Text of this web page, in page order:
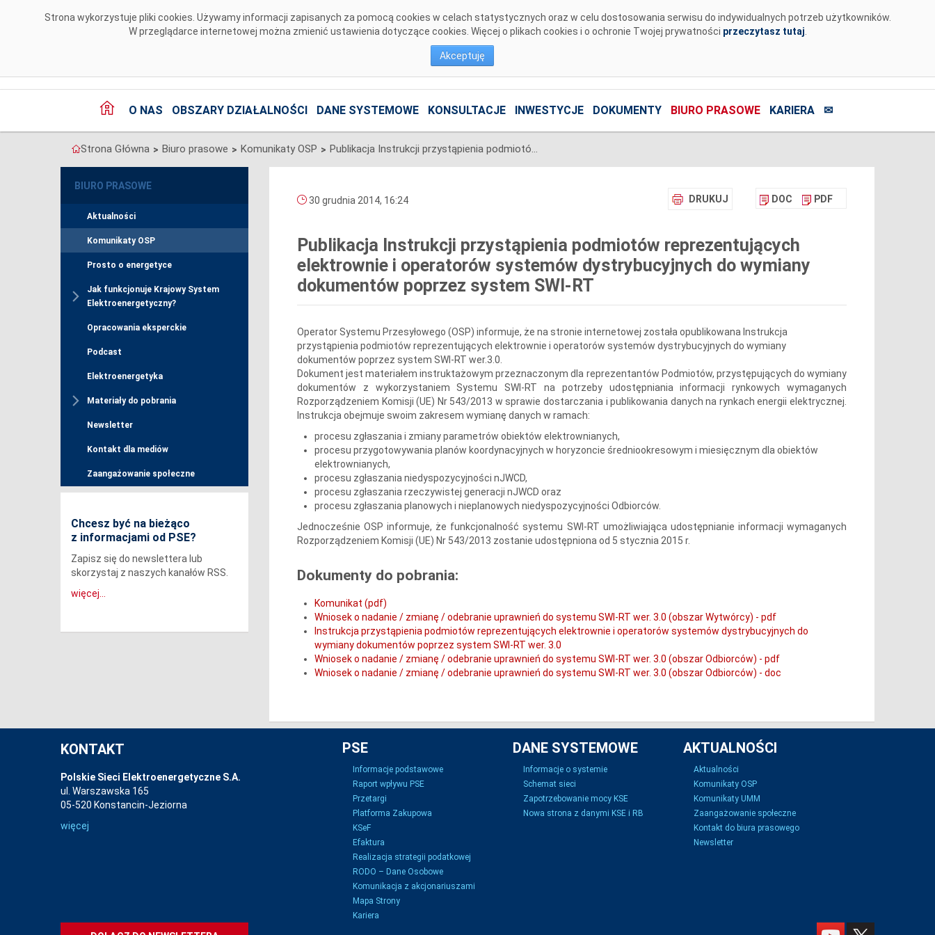
Strona wykorzystuje pliki cookies. Używamy informacji zapisanych za pomocą cookies w celach statystycznych oraz w celu dostosowania serwisu do indywidualnych potrzeb użytkowników.
W przeglądarce internetowej można zmienić ustawienia dotyczące cookies. Więcej o plikach cookies i o ochronie Twojej prywatności przeczytasz tutaj
Akceptuję
O NAS OBSZARY DZIAŁALNOŚCI DANE SYSTEMOWE KONSULTACJE INWESTYCJE DOKUMENTY BIURO PRASOWE KARIERA ✉
Strona Główna > Biuro prasowe > Komunikaty OSP > Publikacja Instrukcji przystąpienia podmiotów reprezentujących elektrownie i operatorów systemów dystrybucyjnych do wymiany dokumentów poprzez system SWI-RT
BIURO PRASOWE
Aktualności
Komunikaty OSP
Prosto o energetyce
Jak funkcjonuje Krajowy System
Elektroenergetyczny?
Opracowania eksperckie
Podcast
Elektroenergetyka
Materiały do pobrania
Newsletter
Kontakt dla mediów
Zaangażowanie społeczne
Chcesz być na bieżąco
z informacjami od PSE?
Zapisz się do newslettera lub
skorzystaj z naszych kanałów RSS.
więcej...
DRUKUJ DOC PDF
30 grudnia 2014, 16:24
Publikacja Instrukcji przystąpienia podmiotów reprezentujących
elektrownie i operatorów systemów dystrybucyjnych do wymiany
dokumentów poprzez system SWI-RT
Operator Systemu Przesyłowego (OSP) informuje, że na stronie internetowej została opublikowana Instrukcja
przystąpienia podmiotów reprezentujących elektrownie i operatorów systemów dystrybucyjnych do wymiany
dokumentów poprzez system SWI-RT wer.3.0.
Dokument jest materiałem instruktażowym przeznaczonym dla reprezentantów Podmiotów, przystępujących do wymiany
dokumentów z wykorzystaniem Systemu SWI-RT na potrzeby udostępniania informacji rynkowych wymaganych
Rozporządzeniem Komisji (UE) Nr 543/2013 w sprawie dostarczania i publikowania danych na rynkach energii elektrycznej.
Instrukcja obejmuje swoim zakresem wymianę danych w ramach:
procesu zgłaszania i zmiany parametrów obiektów elektrownianych,
procesu przygotowywania planów koordynacyjnych w horyzoncie średniookresowym i miesięcznym dla obiektów
elektrownianych,
procesu zgłaszania niedyspozycyjności nJWCD,
procesu zgłaszania rzeczywistej generacji nJWCD oraz
procesu zgłaszania planowych i nieplanowych niedyspozycyjności Odbiorców.
Jednocześnie OSP informuje, że funkcjonalność systemu SWI-RT umożliwiająca udostępnianie informacji wymaganych
Rozporządzeniem Komisji (UE) Nr 543/2013 zostanie udostępniona od 5 stycznia 2015 r.
Dokumenty do pobrania:
Komunikat (pdf)
Wniosek o nadanie / zmianę / odebranie uprawnień do systemu SWI-RT wer. 3.0 (obszar Wytwórcy) - pdf
Instrukcja przystąpienia podmiotów reprezentujących elektrownie i operatorów systemów dystrybucyjnych do
wymiany dokumentów poprzez system SWI-RT wer. 3.0
Wniosek o nadanie / zmianę / odebranie uprawnień do systemu SWI-RT wer. 3.0 (obszar Odbiorców) - pdf
Wniosek o nadanie / zmianę / odebranie uprawnień do systemu SWI-RT wer. 3.0 (obszar Odbiorców) - doc
KONTAKT
Polskie Sieci Elektroenergetyczne S.A.
ul. Warszawska 165
05-520 Konstancin-Jeziorna
więcej
PSE
Informacje podstawowe
Raport wpływu PSE
Przetargi
Platforma Zakupowa
KSeF
Efaktura
Realizacja strategii podatkowej
RODO – Dane Osobowe
Komunikacja z akcjonariuszami
Mapa Strony
Kariera
DANE SYSTEMOWE
Informacje o systemie
Schemat sieci
Zapotrzebowanie mocy KSE
Nowa strona z danymi KSE i RB
AKTUALNOŚCI
Aktualności
Komunikaty OSP
Komunikaty UMM
Zaangażowanie społeczne
Kontakt do biura prasowego
Newsletter